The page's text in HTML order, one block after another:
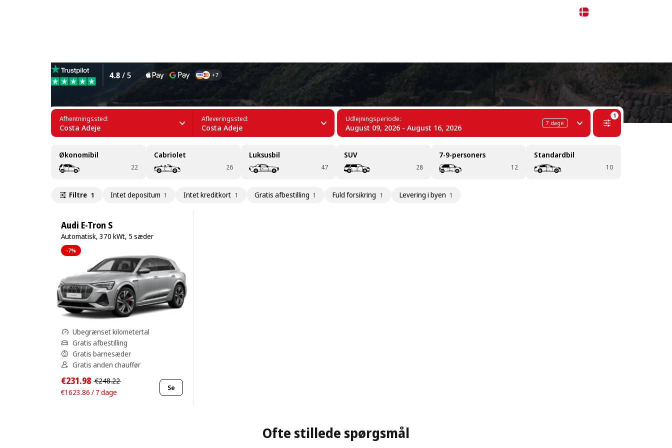
Afhentningssted:
Costa Adeje
Afleveringssted:
Costa Adeje
Udlejningsperiode:
August 09, 2026 - August 16, 2026 7 dage
1
Økonomibil
22
Cabriolet
26
Luksusbil
47
SUV
28
7-9-personers
12
Standardbil
10
Filtre 1 Intet depositum 1 Intet kreditkort 1 Gratis afbestilling 1 Fuld forsikring 1 Levering i byen 1
Audi E-Tron S
Automatisk, 370 kWt, 5 sæder
-7%
Ubegrænset kilometertal
Gratis afbestilling
Gratis barnesæder
Gratis anden chauffør
€231.98 €248.22
€1623.86 / 7 dage
Se
Ofte stillede spørgsmål